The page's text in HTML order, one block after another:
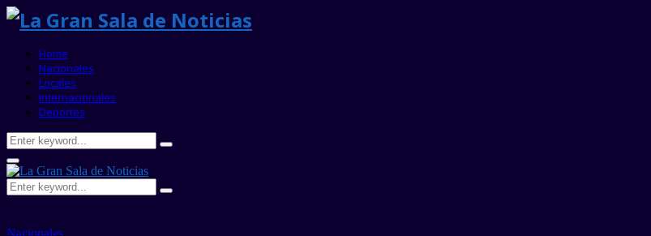
Home
Nacionales
Locales
Internacionales
Deportes
Search
for:
Search
Primary
Menu
Search
for:
Search
Nacionales